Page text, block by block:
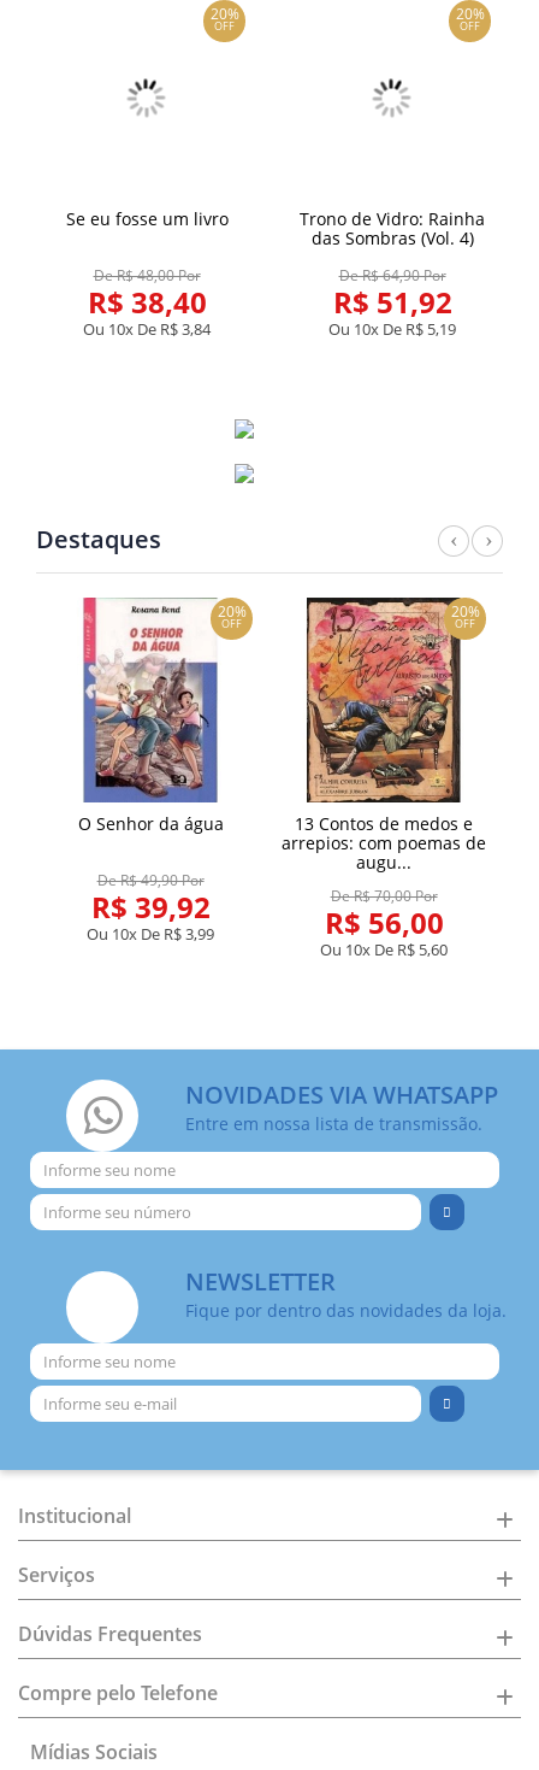
20%
OFF
Se eu fosse um livro
De R$ 48,00 Por
R$ 38,40
Ou 10x De R$ 3,84
20%
OFF
Trono de Vidro: Rainha
das Sombras (Vol. 4)
De R$ 64,90 Por
R$ 51,92
Ou 10x De R$ 5,19
Destaques
20%
OFF
O Senhor da água
De R$ 49,90 Por
R$ 39,92
Ou 10x De R$ 3,99
20%
OFF
13 Contos de medos e
arrepios: com poemas de
augu...
De R$ 70,00 Por
R$ 56,00
Ou 10x De R$ 5,60
NOVIDADES VIA WHATSAPP
Entre em nossa lista de transmissão.
NEWSLETTER
Fique por dentro das novidades da loja.
Institucional
Serviços
Dúvidas Frequentes
Compre pelo Telefone
Mídias Sociais